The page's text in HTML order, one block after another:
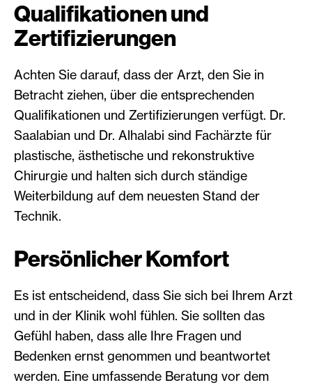
Qualifikationen und
Zertifizierungen
Achten Sie darauf, dass der Arzt, den Sie in
Betracht ziehen, über die entsprechenden
Qualifikationen und Zertifizierungen verfügt. Dr.
Saalabian und Dr. Alhalabi sind Fachärzte für
plastische, ästhetische und rekonstruktive
Chirurgie und halten sich durch ständige
Weiterbildung auf dem neuesten Stand der
Technik.
Persönlicher Komfort
Es ist entscheidend, dass Sie sich bei Ihrem Arzt
und in der Klinik wohl fühlen. Sie sollten das
Gefühl haben, dass alle Ihre Fragen und
Bedenken ernst genommen und beantwortet
werden. Eine umfassende Beratung vor dem